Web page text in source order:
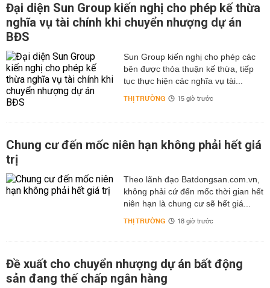
Đại diện Sun Group kiến nghị cho phép kế thừa
nghĩa vụ tài chính khi chuyển nhượng dự án
BĐS
Sun Group kiến nghị cho phép các
bên được thỏa thuận kế thừa, tiếp
tục thực hiện các nghĩa vụ tài...
THỊ TRƯỜNG 15 giờ trước
Chung cư đến mốc niên hạn không phải hết giá
trị
Theo lãnh đạo Batdongsan.com.vn,
không phải cứ đến mốc thời gian hết
niên hạn là chung cư sẽ hết giá...
THỊ TRƯỜNG 18 giờ trước
Đề xuất cho chuyển nhượng dự án bất động
sản đang thế chấp ngân hàng